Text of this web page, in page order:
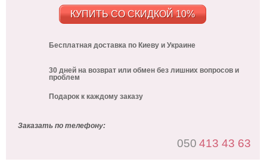
КУПИТЬ СО СКИДКОЙ 10%
Бесплатная доставка по Киеву и Украине
30 дней на возврат или обмен без лишних вопросов и
проблем
Подарок к каждому заказу
Заказать по телефону:
050 413 43 63